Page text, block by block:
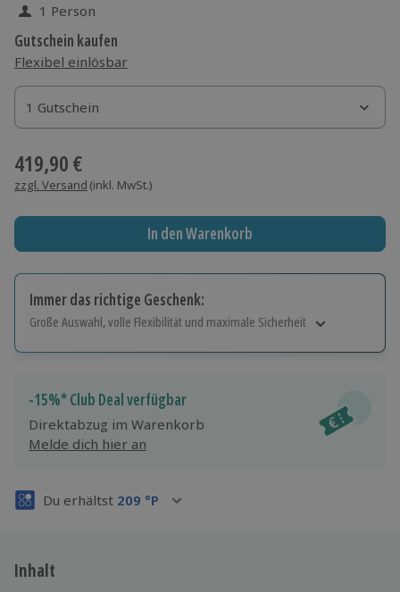
1 Person
Gutschein kaufen
Flexibel einlösbar
1 Gutschein
1 Gutschein
1 Gutschein
419,90 €
zzgl. Versand (inkl. MwSt.)
In den Warenkorb
Immer das richtige Geschenk:
Große Auswahl, volle Flexibilität und maximale Sicherheit
Jeder Gutschein für alle Erlebnisse einlösbar.
Maximale Sicherheit
3 Jahre gültig & verlängerbar.
-15%* Club Deal verfügbar
Direktabzug im Warenkorb
Melde dich hier an
Du erhältst 209 °P
Inhalt